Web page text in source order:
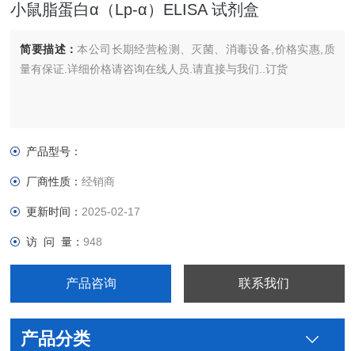
小鼠脂蛋白α（Lp-α）ELISA 试剂盒
简要描述：本公司长期经营检测、灭菌、消毒设备,价格实惠,质
量有保证.详细价格请咨询在线人员.请直接与我们..订货
产品型号：
厂商性质：经销商
更新时间： 2025-02-17
访 问 量：948
产品咨询 联系我们
产品分类